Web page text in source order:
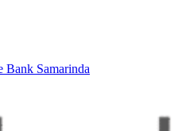
Bank Samarinda